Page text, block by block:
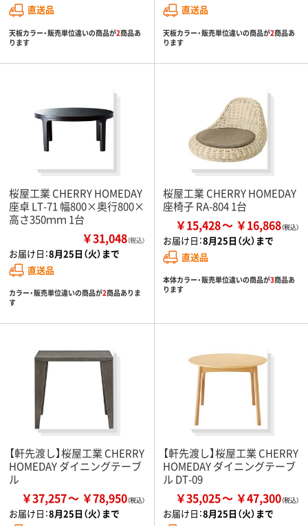
直送品
天板カラー・販売単位違いの商品が2商品あ
ります
直送品
天板カラー・販売単位違いの商品が2商品あ
ります
桜屋工業 CHERRY HOMEDAY
座卓 LT-71 幅800×奥行800×
高さ350ｍｍ 1台
￥31,048（税込）
お届け日：8月25日（火）まで
直送品
カラー・販売単位違いの商品が2商品ありま
す
桜屋工業 CHERRY HOMEDAY
座椅子 RA-804 1台
￥15,428 ￥16,868
お届け日：8月25日（火）まで
直送品
本体カラー・販売単位違いの商品が3商品あ
ります
【軒先渡し】桜屋工業 CHERRY
HOMEDAY ダイニングテーブ
ル
￥37,257 ￥78,950
お届け日：8月25日（火）まで
【軒先渡し】桜屋工業 CHERRY
HOMEDAY ダイニングテーブ
ル DT-09
￥35,025 ￥47,300
お届け日：8月25日（火）まで